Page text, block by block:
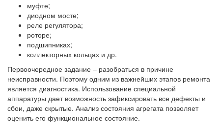
муфте;
диодном мосте;
реле регулятора;
роторе;
подшипниках;
коллекторных кольцах и др.
Первоочередное задание – разобраться в причине
неисправности. Поэтому одним из важнейших этапов ремонта
является диагностика. Использование специальной
аппаратуры дает возможность зафиксировать все дефекты и
сбои, даже скрытые. Анализ состояния агрегата позволяет
оценить его функциональное состояние.